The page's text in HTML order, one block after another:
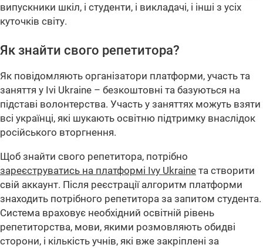
випускники шкіл, і студенти, і викладачі, і інші з усіх
куточків світу.
Як знайти свого репетитора?
Як повідомляють організатори платформи, участь та
заняття у Ivi Ukraine – безкоштовні та базуються на
підставі волонтерства. Участь у заняттях можуть взяти
всі українці, які шукають освітню підтримку внаслідок
російського вторгнення.
Щоб знайти свого репетитора, потрібно
зареєструватись на платформі Ivy Ukraine та створити
свій аккаунт. Після реєстрації алгоритм платформи
знаходить потрібного репетитора за запитом студента.
Система враховує необхідний освітній рівень
репетиторства, мови, якими розмовляють обидві
сторони, і кількість учнів, які вже закріплені за